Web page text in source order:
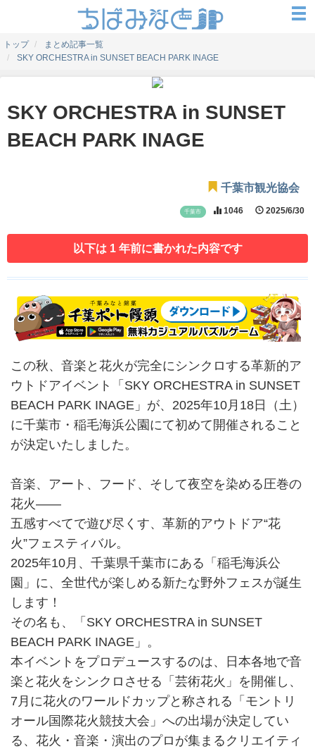
トップ
まとめ記事一覧
SKY ORCHESTRA in SUNSET BEACH PARK INAGE
SKY ORCHESTRA in SUNSET
BEACH PARK INAGE
千葉市観光協会
千葉市 1046 2025/6/30
以下は 1 年前に書かれた内容です
この秋、音楽と花火が完全にシンクロする革新的ア
ウトドアイベント「SKY ORCHESTRA in SUNSET
BEACH PARK INAGE」が、2025年10月18日（土）
に千葉市・稲毛海浜公園にて初めて開催されること
が決定いたしました。
音楽、アート、フード、そして夜空を染める圧巻の
花火——
五感すべてで遊び尽くす、革新的アウトドア“花
火”フェスティバル。
2025年10月、千葉県千葉市にある「稲毛海浜公
園」に、全世代が楽しめる新たな野外フェスが誕生
します！
その名も、「SKY ORCHESTRA in SUNSET
BEACH PARK INAGE」。
本イベントをプロデュースするのは、日本各地で音
楽と花火をシンクロさせる「芸術花火」を開催し、
7月に花火のワールドカップと称される「モントリ
オール国際花火競技大会」への出場が決定してい
る、花火・音楽・演出のプロが集まるクリエイティ